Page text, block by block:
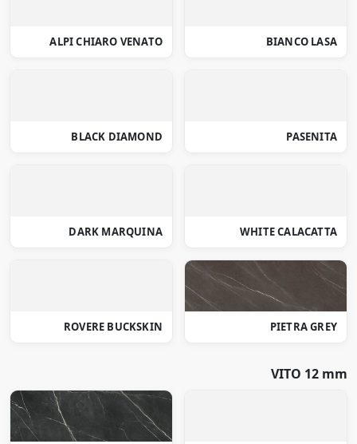
BIANCO LASA
ALPI CHIARO VENATO
PASENITA
BLACK DIAMOND
WHITE CALACATTA
DARK MARQUINA
PIETRA GREY
ROVERE BUCKSKIN
VITO 12 mm